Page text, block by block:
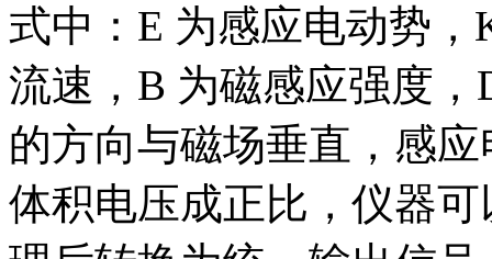
式中：E 为感应电动势
流速，B 为磁感应强度
的方向与磁场垂直，感
体积电压成正比，仪器